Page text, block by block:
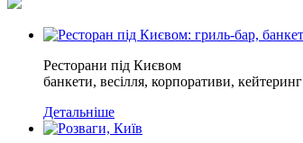
Ресторани під Києвом
банкети, весілля, корпоративи, кейтеринг
Детальніше